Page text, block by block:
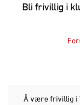
Bli frivillig i
Å være frivillig i